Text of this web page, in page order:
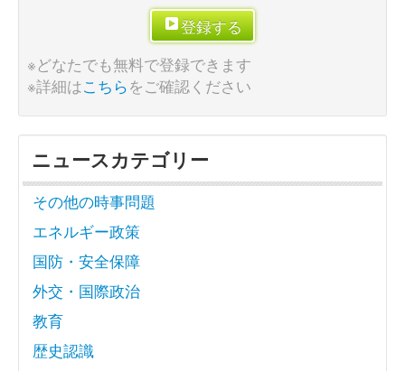
登録する
※どなたでも無料で登録できます
※詳細はこちらをご確認ください
ニュースカテゴリー
その他の時事問題
エネルギー政策
国防・安全保障
外交・国際政治
教育
歴史認識